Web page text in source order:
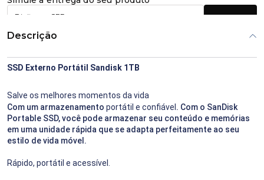
Calcular
Descrição
SSD Externo Portátil Sandisk 1TB
Salve os melhores momentos da vida
Com um armazenamento portátil e confiável . Com o SanDisk
Portable SSD, você pode armazenar seu conteúdo e memórias
em uma unidade rápida que se adapta perfeitamente ao seu
estilo de vida móvel.
Rápido, portátil e acessível.